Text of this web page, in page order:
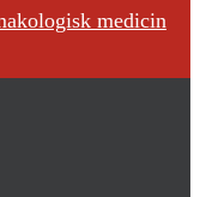
medicin